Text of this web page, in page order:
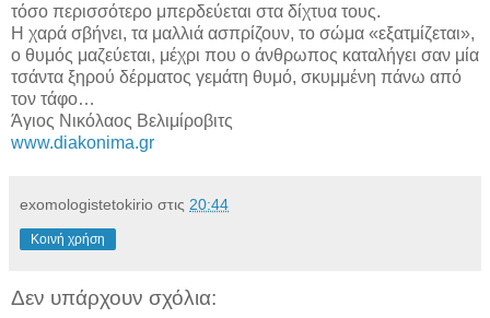
τόσο περισσότερο μπερδεύεται στα δίχτυα τους.
Η χαρά σβήνει, τα μαλλιά ασπρίζουν, το σώμα «εξατμίζεται»,
ο θυμός μαζεύεται, μέχρι που ο άνθρωπος καταλήγει σαν μία
τσάντα ξηρού δέρματος γεμάτη θυμό, σκυμμένη πάνω από
τον τάφο…
Άγιος Νικόλαος Βελιμίροβιτς
www.diakonima.gr
exomologistetokirio στις 20:44
Κοινή χρήση
Δεν υπάρχουν σχόλια: